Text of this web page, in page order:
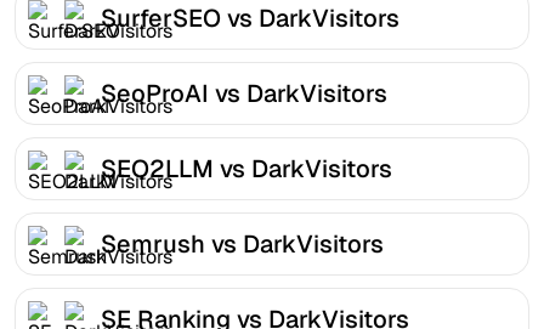
SurferSEO vs DarkVisitors
SeoProAI vs DarkVisitors
SEO2LLM vs DarkVisitors
Semrush vs DarkVisitors
SE Ranking vs DarkVisitors